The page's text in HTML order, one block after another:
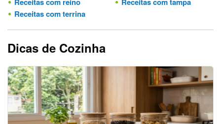
Receitas com reino
Receitas com tampa
Receitas com terrina
Dicas de Cozinha